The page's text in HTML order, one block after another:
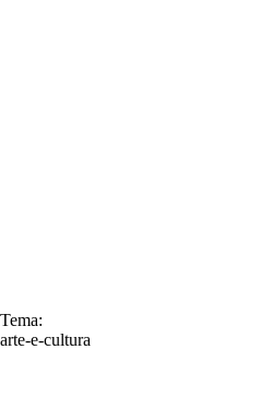
Tema:
arte-e-cultura